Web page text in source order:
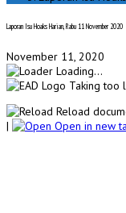
Laporan Isu Hoaks Harian, Rabu 11 November 2020
November 11, 2020
Loading...
Taking too
Reload
|
Open in new